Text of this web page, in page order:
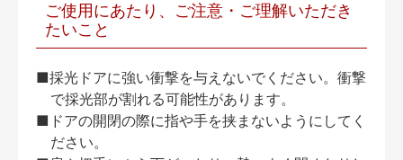
ご使用にあたり、ご注意・ご理解いただき
たいこと
■採光ドアに強い衝撃を与えないでください。衝撃
で採光部が割れる可能性があります。
■ドアの開閉の際に指や手を挟まないようにしてく
ださい。